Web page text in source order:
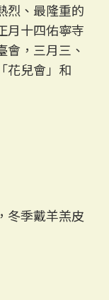
烈、最隆重的
月十四佑寧寺
會，三月三、
花兒會」和
冬季戴羊羔皮